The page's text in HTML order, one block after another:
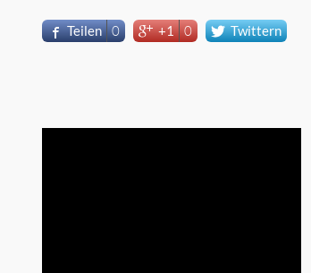
Teilen 0 +1 0 Twittern